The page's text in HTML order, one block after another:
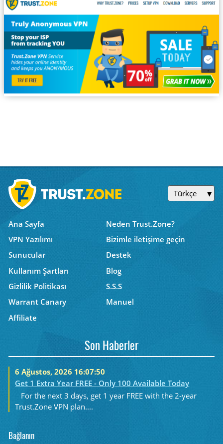
Türkçe
Ana Sayfa
Neden Trust.Zone?
VPN Yazılımı
Bizimle iletişime geçin
Sunucular
Destek
Kullanım Şartları
Blog
Gizlilik Politikası
S.S.S
Warrant Canary
Manuel
Affiliate
Son Haberler
6 Ağustos, 2026 16:07:50
Get 1 Extra Year FREE - Only 100 Available Today
For the next 3 days, get 1 year FREE with the 2-year
Trust.Zone VPN plan....
Bağlanın